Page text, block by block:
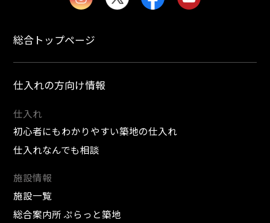
総合トップページ
仕入れの方向け情報
仕入れ
初心者にもわかりやすい築地の仕入れ
仕入れなんでも相談
施設情報
施設一覧
総合案内所 ぷらっと築地